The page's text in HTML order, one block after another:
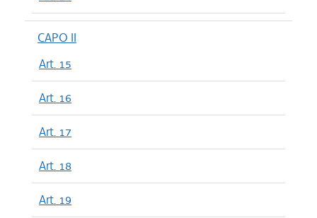
CAPO II
Art. 15
Art. 16
Art. 17
Art. 18
Art. 19